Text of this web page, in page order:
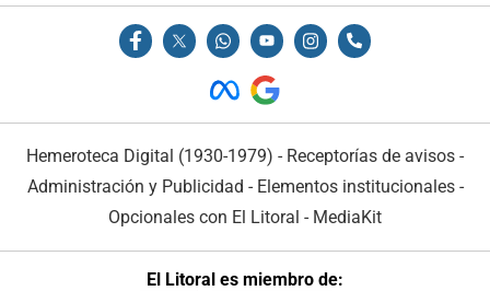
Hemeroteca Digital (1930-1979) - Receptorías de avisos -
Administración y Publicidad - Elementos institucionales-
Opcionales con El Litoral - MediaKit
El Litoral es miembro de: